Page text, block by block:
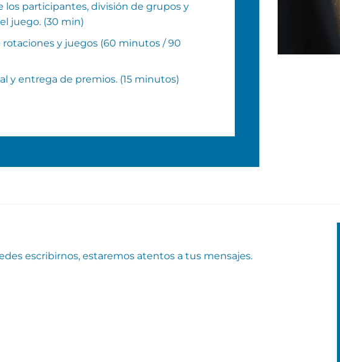
los participantes, división de grupos y
juego. (30 min)
rotaciones y juegos (60 minutos / 90
y entrega de premios. (15 minutos)
escribirnos, estaremos atentos a tus mensajes.